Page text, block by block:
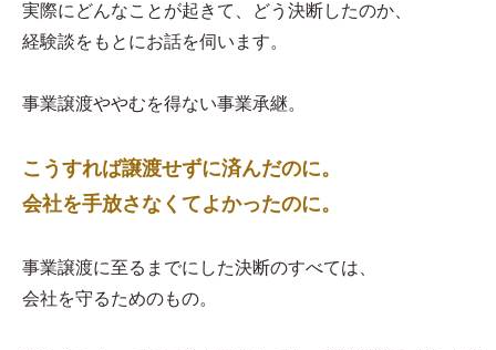
実際にどんなことが起きて、どう決断したのか、
経験談をもとにお話を伺います。
事業譲渡ややむを得ない事業承継。
こうすれば譲渡せずに済んだのに。
会社を手放さなくてよかったのに。
事業譲渡に至るまでにした決断のすべては、
会社を守るためのもの。